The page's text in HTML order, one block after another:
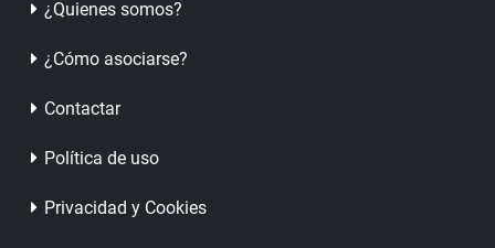
¿Quienes somos?
¿Cómo asociarse?
Contactar
Política de uso
Privacidad y Cookies